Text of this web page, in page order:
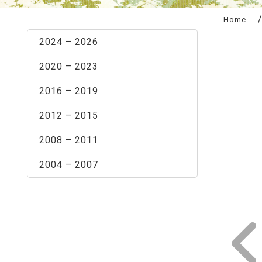
2024 – 2026
2020 – 2023
2016 – 2019
2012 – 2015
2008 – 2011
2004 – 2007
Home